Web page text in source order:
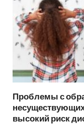
Проблемы с
высокий риск